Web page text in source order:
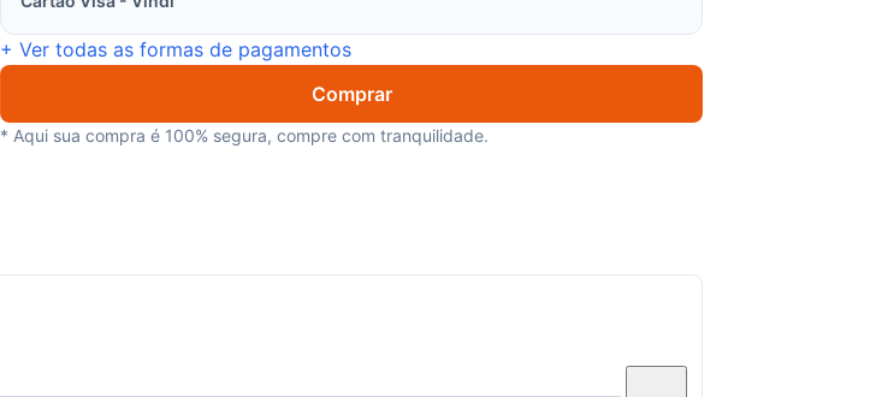
+ Ver todas as formas de pagamentos
Comprar
* Aqui sua compra é 100% segura, compre com tranquilidade.